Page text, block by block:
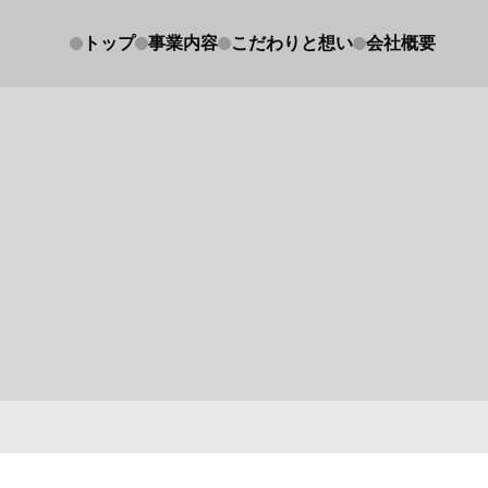
トップ 事業内容 こだわりと想い 会社概要